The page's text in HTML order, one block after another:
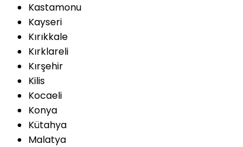
Kastamonu
Kayseri
Kırıkkale
Kırklareli
Kırşehir
Kilis
Kocaeli
Konya
Kütahya
Malatya